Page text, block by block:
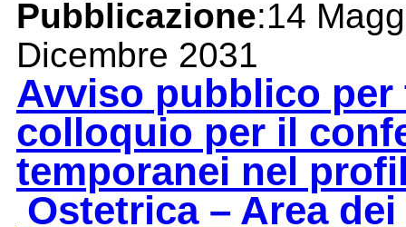
Pubblicazione:14
Dicembre 2031
Avviso pubblico
colloquio per il
temporanei nel
Ostetrica – Area